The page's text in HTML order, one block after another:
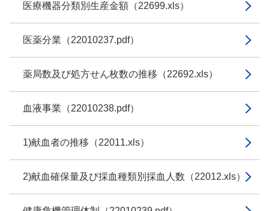
医療機器分類別生産金額（22699.xls）
医薬分業（22010237.pdf）
薬局数及び処方せん枚数の推移（22692.xls）
血液事業（22010238.pdf）
1)献血者の推移（22011.xls）
2)献血確保量及び採血種類別採血人数（22012.xls）